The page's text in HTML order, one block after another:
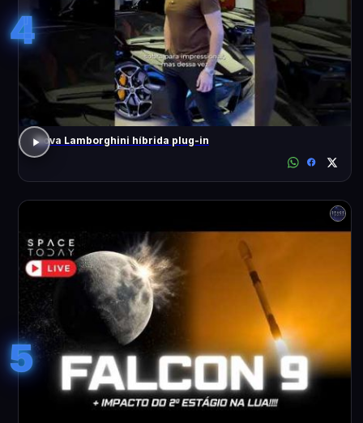
4
Nova Lamborghini híbrida plug-in
5